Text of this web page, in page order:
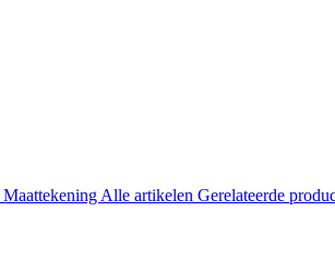
MaattekeningAlle artikelen Gerelateerde